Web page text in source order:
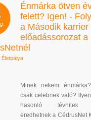
Énmárka ötven
felett? Igen! -
a Második karrier
előadássorozat a
Életpálya
Minek nekem
csak celebnek való?
hasonló tévhitek
eredhetnek a CédrusNet